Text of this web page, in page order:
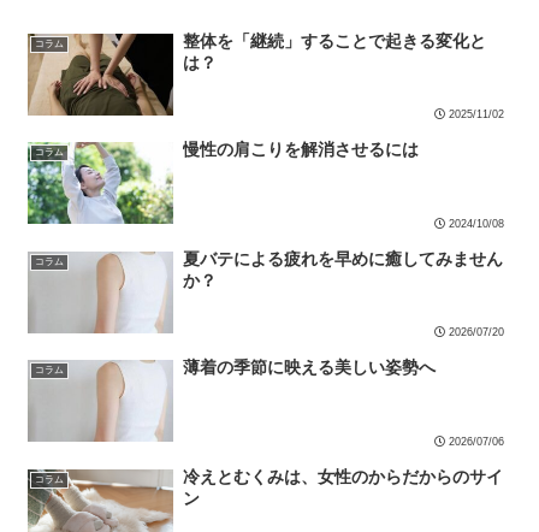
コラム
整体を「継続」することで起きる変化と
は？
2025/11/02
コラム 慢性の肩こりを解消させるには
2024/10/08
コラム
夏バテによる疲れを早めに癒してみません
か？
2026/07/20
コラム 薄着の季節に映える美しい姿勢へ
2026/07/06
コラム
冷えとむくみは、女性のからだからのサイ
ン